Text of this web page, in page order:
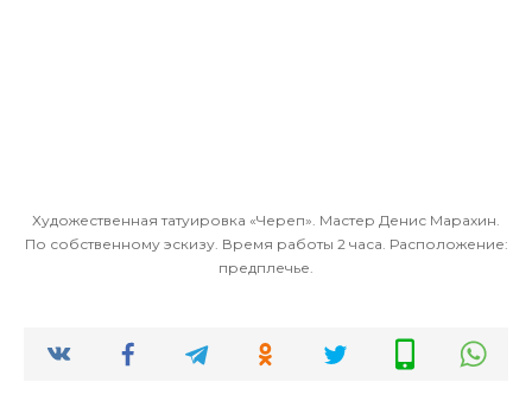
Художественная татуировка «Череп». Мастер Денис Марахин.
По собственному эскизу. Время работы 2 часа. Расположение:
предплечье.